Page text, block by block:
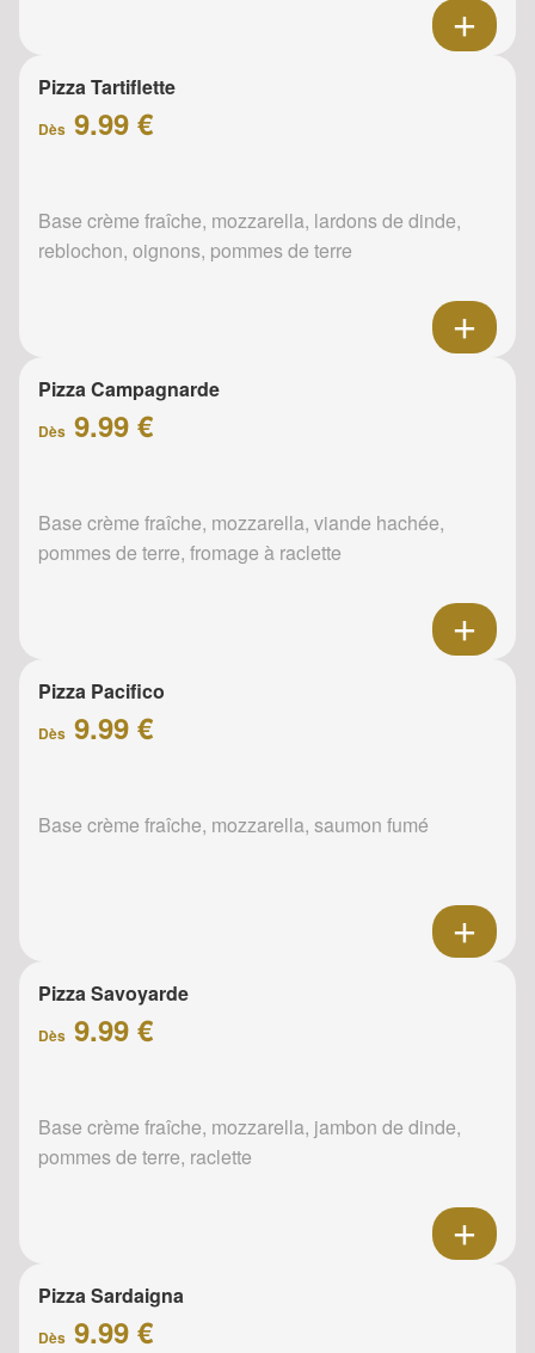
Pizza Tartiflette
Dès 9.99 €
Base crème fraîche, mozzarella, lardons de dinde,
reblochon, oignons, pommes de terre
Pizza Campagnarde
Dès 9.99 €
Base crème fraîche, mozzarella, viande hachée,
pommes de terre, fromage à raclette
Pizza Pacifico
Dès 9.99 €
Base crème fraîche, mozzarella, saumon fumé
Pizza Savoyarde
Dès 9.99 €
Base crème fraîche, mozzarella, jambon de dinde,
pommes de terre, raclette
Pizza Sardaigna
Dès 9.99 €